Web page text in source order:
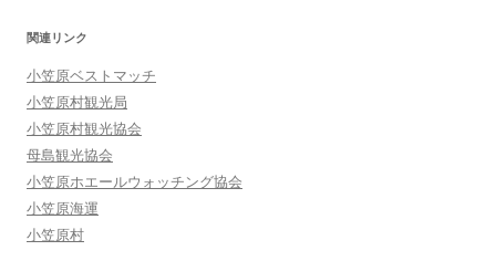
関連リンク
小笠原ベストマッチ
小笠原村観光局
小笠原村観光協会
母島観光協会
小笠原ホエールウォッチング協会
小笠原海運
小笠原村